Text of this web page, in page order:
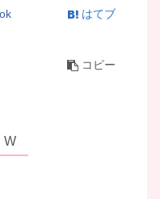
はてブ
コピー